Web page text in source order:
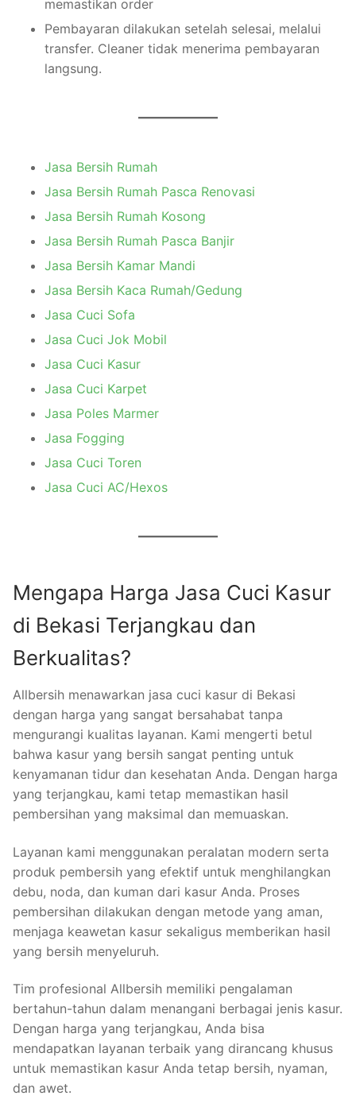
memastikan order
Pembayaran dilakukan setelah selesai, melalui
transfer. Cleaner tidak menerima pembayaran
langsung.
Jasa Bersih Rumah
Jasa Bersih Rumah Pasca Renovasi
Jasa Bersih Rumah Kosong
Jasa Bersih Rumah Pasca Banjir
Jasa Bersih Kamar Mandi
Jasa Bersih Kaca Rumah/Gedung
Jasa Cuci Sofa
Jasa Cuci Jok Mobil
Jasa Cuci Kasur
Jasa Cuci Karpet
Jasa Poles Marmer
Jasa Fogging
Jasa Cuci Toren
Jasa Cuci AC/Hexos
Mengapa Harga Jasa Cuci Kasur
di Bekasi Terjangkau dan
Berkualitas?
Allbersih menawarkan jasa cuci kasur di Bekasi
dengan harga yang sangat bersahabat tanpa
mengurangi kualitas layanan. Kami mengerti betul
bahwa kasur yang bersih sangat penting untuk
kenyamanan tidur dan kesehatan Anda. Dengan harga
yang terjangkau, kami tetap memastikan hasil
pembersihan yang maksimal dan memuaskan.
Layanan kami menggunakan peralatan modern serta
produk pembersih yang efektif untuk menghilangkan
debu, noda, dan kuman dari kasur Anda. Proses
pembersihan dilakukan dengan metode yang aman,
menjaga keawetan kasur sekaligus memberikan hasil
yang bersih menyeluruh.
Tim profesional Allbersih memiliki pengalaman
bertahun-tahun dalam menangani berbagai jenis kasur.
Dengan harga yang terjangkau, Anda bisa
mendapatkan layanan terbaik yang dirancang khusus
untuk memastikan kasur Anda tetap bersih, nyaman,
dan awet.